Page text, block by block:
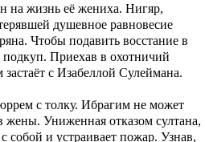
на жизнь её жениха. Нигяр,
душевное равновесие
Чтобы подавить восстание в
Приехав в охотничий
с Изабеллой Сулеймана.
с толку. Ибрагим не может
жены. Униженная отказом султана,
собой и устраивает пожар. Узнав,